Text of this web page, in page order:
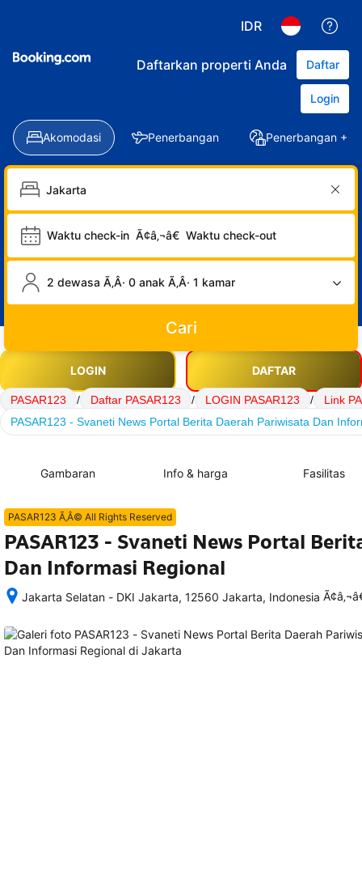
IDR
Daftarkan properti Anda Daftar
Login
Akomodasi Penerbangan Penerbangan +
Waktu check-in Ã¢â‚¬â€ Waktu check-out
2 dewasa Ã‚Â· 0 anak Ã‚Â· 1 kamar
Cari
LOGIN DAFTAR
PASAR123 / Daftar PASAR123 / LOGIN PASAR123 /
Link
PASAR123 - Svaneti News Portal Berita Daerah Pariwisata Dan
Gambaran Info & harga Fasilitas
PASAR123 Ã‚Â© All Rights Reserved
PASAR123 - Svaneti News Portal
Dan Informasi Regional
Jakarta Selatan - DKI Jakarta, 12560 Jakarta, Indonesia
memesan,
semua